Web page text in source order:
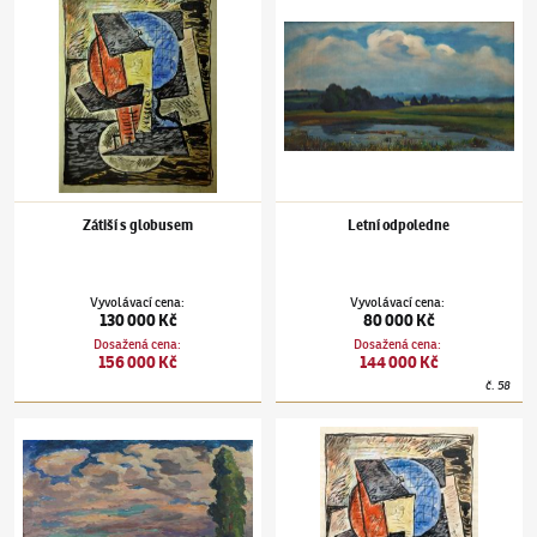
Zátiší s globusem
Vyvolávací cena:
130 000 Kč
Dosažená cena:
156 000 Kč
Letní odpoledne
Vyvolávací cena:
80 000 Kč
Dosažená cena:
144 000 Kč
č.58
Otakar Nejedlý(1883–1957)Zátiší s